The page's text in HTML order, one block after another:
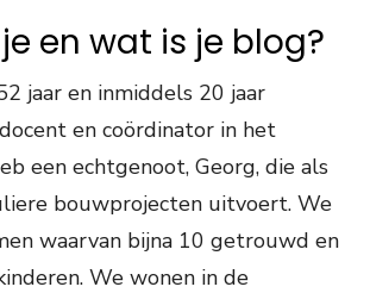
en wat is je blog?
jaar en inmiddels 20 jaar
en coördinator in het
een echtgenoot, Georg, die als
bouwprojecten uitvoert. We
waarvan bijna 10 getrouwd en
We wonen in de